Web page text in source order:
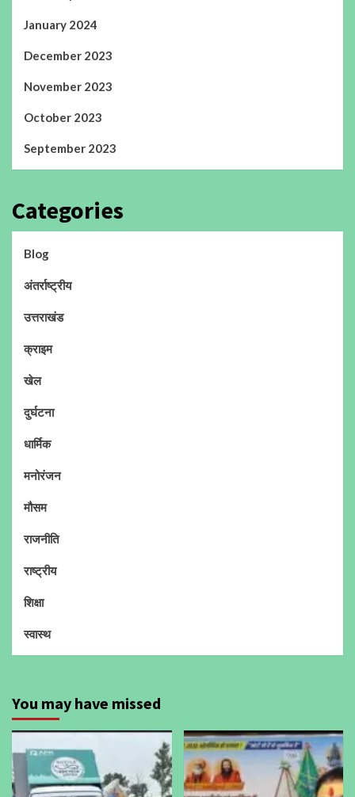
January 2024
December 2023
November 2023
October 2023
September 2023
Categories
Blog
अंतर्राष्ट्रीय
उत्तराखंड
क्राइम
खेल
दुर्घटना
धार्मिक
मनोरंजन
मौसम
राजनीति
राष्ट्रीय
शिक्षा
स्वास्थ
You may have missed